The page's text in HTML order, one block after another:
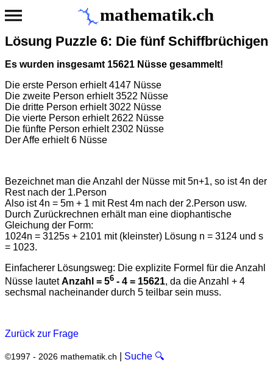
mathematik.ch
Lösung Puzzle 6: Die fünf Schiffbrüchigen
Es wurden insgesamt 15621 Nüsse gesammelt!
Die erste Person erhielt 4147 Nüsse
Die zweite Person erhielt 3522 Nüsse
Die dritte Person erhielt 3022 Nüsse
Die vierte Person erhielt 2622 Nüsse
Die fünfte Person erhielt 2302 Nüsse
Der Affe erhielt 6 Nüsse
Bezeichnet man die Anzahl der Nüsse mit 5n+1, so ist 4n der
Rest nach der 1.Person
Also ist 4n = 5m + 1 mit Rest 4m nach der 2.Person usw.
Durch Zurückrechnen erhält man eine diophantische
Gleichung der Form:
1024n = 3125s + 2101 mit (kleinster) Lösung n = 3124 und s
= 1023.
Einfacherer Lösungsweg: Die explizite Formel für die Anzahl
Nüsse lautetAnzahl = 56 - 4 = 15621, da die Anzahl + 4
sechsmal nacheinander durch 5 teilbar sein muss.
Zurück zur Frage
©1997 - 2026 mathematik.ch Suche 🔍